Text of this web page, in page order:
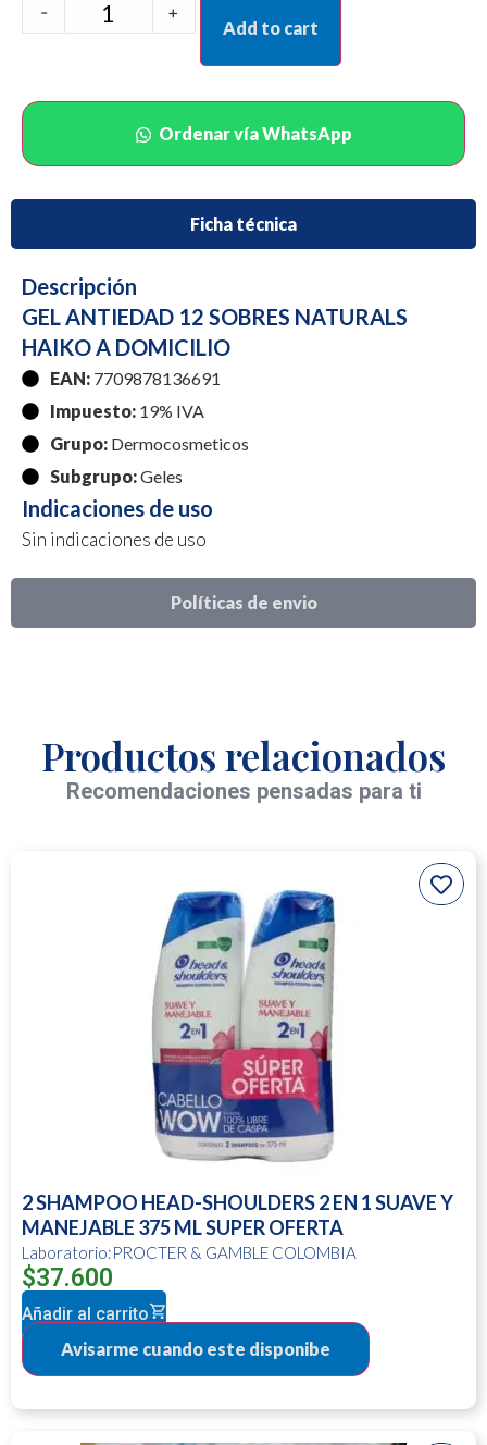
- +
Add to cart
Ordenar vía WhatsApp
Ficha técnica
Políticas de envio
Descripción
GEL ANTIEDAD 12 SOBRES NATURALS
HAIKO A DOMICILIO
EAN: 7709878136691
Impuesto: 19% IVA
Grupo: Dermocosmeticos
Subgrupo:Geles
Indicaciones de uso
Sin indicaciones de uso
Productos relacionados
Recomendaciones pensadas para ti
2 SHAMPOO HEAD-SHOULDERS 2 EN 1 SUAVE Y
MANEJABLE 375 ML SUPER OFERTA
Laboratorio:PROCTER & GAMBLE COLOMBIA
$37.600
Añadir al carrito